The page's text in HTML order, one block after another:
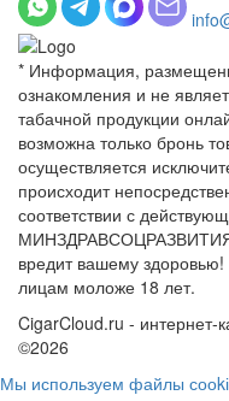
* Информация,
ознакомления и не
табачной продукции
возможна только бронь
осуществляется
происходит
соответствии с
МИНЗДРАВСОЦРАЗВИТИЯ
вредит вашему
лицам моложе 18 лет.
CigarCloud.ru - интернет-
©2026
Мы используем файлы